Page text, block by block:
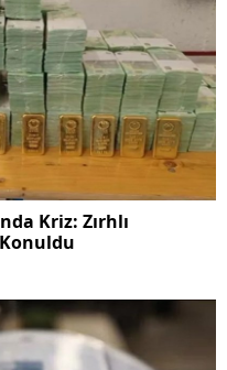
Kriz: Zırhlı